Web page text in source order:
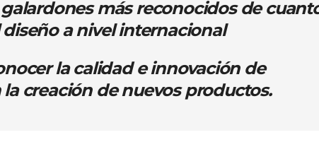
más reconocidos de
a nivel internacional
la calidad e innovación de
creación de nuevos productos.